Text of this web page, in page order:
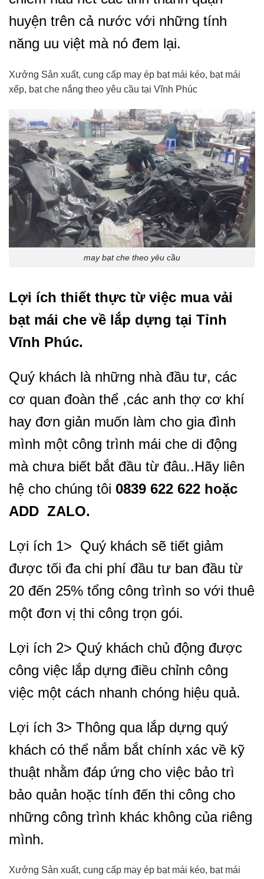
huyện trên cả nước với những tính
năng uu việt mà nó đem lại.
Xưởng Sản xuất, cung cấp may ép bạt mái kéo, bạt mái
xếp, bạt che nắng theo yêu cầu tại Vĩnh Phúc
may bạt che theo yêu cầu
Lợi ích thiết thực từ việc mua vải
bạt mái che về lắp dựng tại Tỉnh
Vĩnh Phúc.
Quý khách là những nhà đầu tư, các
cơ quan đoàn thể ,các anh thợ cơ khí
hay đơn giản muốn làm cho gia đình
mình một công trình mái che di động
mà chưa biết bắt đầu từ đâu..Hãy liên
hệ cho chúng tôi 0839 622 622 hoặc
ADD ZALO.
Lợi ích 1> Quý khách sẽ tiết giảm
được tối đa chi phí đầu tư ban đầu từ
20 đến 25% tổng công trình so với thuê
một đơn vị thi công trọn gói.
Lợi ích 2> Quý khách chủ động được
công việc lắp dựng điều chỉnh công
việc một cách nhanh chóng hiệu quả.
Lợi ích 3> Thông qua lắp dựng quý
khách có thể nắm bắt chính xác về kỹ
thuật nhằm đáp ứng cho việc bảo trì
bảo quản hoặc tính đến thi công cho
những công trình khác không của riêng
mình.
Xưởng Sản xuất, cung cấp may ép bạt mái kéo, bạt mái